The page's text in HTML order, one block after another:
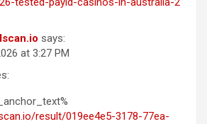
says:
at 3:27 PM
result/019ee4e5-3178-77ea-